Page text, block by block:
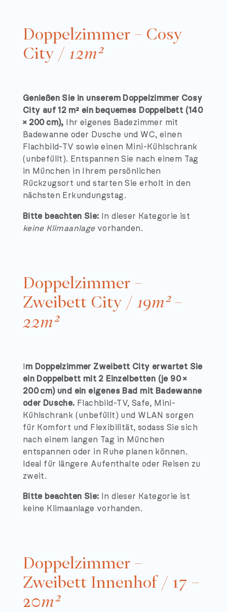
Doppelzimmer – Cosy
City / 12m²
Genießen Sie in unserem Doppelzimmer Cosy
City auf 12 m² ein bequemes Doppelbett (140
× 200 cm), Ihr eigenes Badezimmer mit
Badewanne oder Dusche und WC, einen
Flachbild-TV sowie einen Mini-Kühlschrank
(unbefüllt). Entspannen Sie nach einem Tag
in München in Ihrem persönlichen
Rückzugsort und starten Sie erholt in den
nächsten Erkundungstag.
Bitte beachten Sie: In dieser Kategorie ist
keine Klimaanlagevorhanden.
Doppelzimmer –
Zweibett City / 19m² –
22m²
m Doppelzimmer Zweibett City erwartet Sie
ein Doppelbett mit 2 Einzelbetten (je 90 ×
200 cm) und ein eigenes Bad mit Badewanne
oder Dusche. Flachbild-TV, Safe, Mini-
Kühlschrank (unbefüllt) und WLAN sorgen
für Komfort und Flexibilität, sodass Sie sich
nach einem langen Tag in München
entspannen oder in Ruhe planen können.
Ideal für längere Aufenthalte oder Reisen zu
zweit.
Bitte beachten Sie: In dieser Kategorie ist
keine Klimaanlage vorhanden.
Doppelzimmer –
Zweibett Innenhof / 17 –
20m²